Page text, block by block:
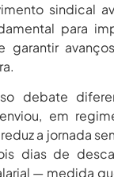
sindical
para
garantir
debate
em
a jornada
dias de
— medida